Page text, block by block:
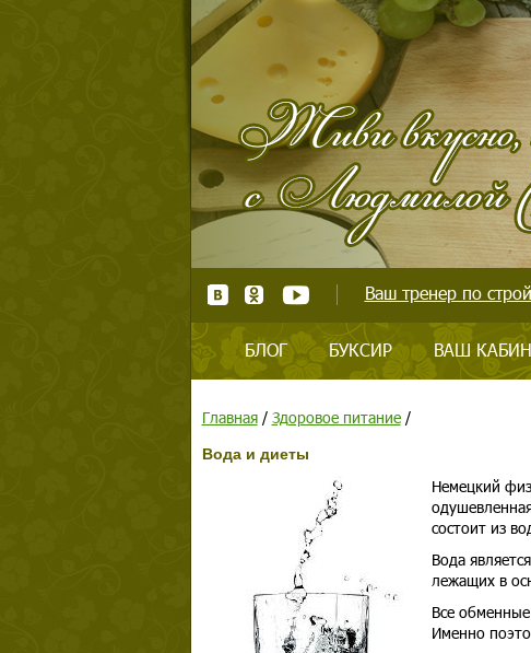
Ваш тренер по
БЛОГ БУКСИР ВАШ
Главная/ Здоровое питание/
Вода и диеты
Немецкий
состоит из
Вода
лежащих в
Все
Именно